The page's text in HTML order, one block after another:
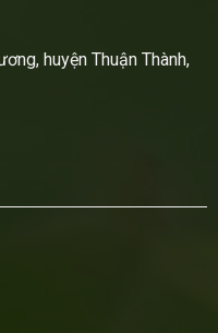
huyện Thuận Thành,